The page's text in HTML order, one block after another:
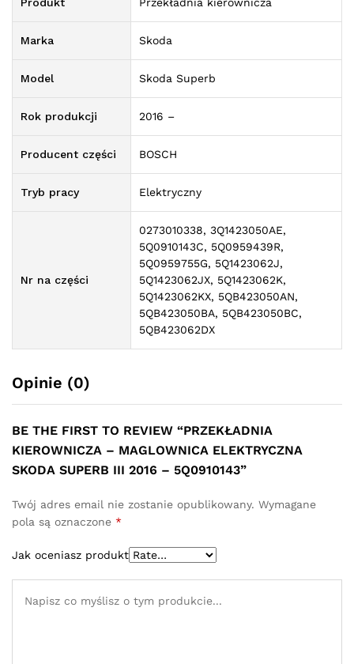
Produkt Przekładnia kierownicza
Marka Skoda
Model Skoda Superb
Rok produkcji 2016 –
Producent części BOSCH
Tryb pracy Elektryczny
Nr na części
0273010338, 3Q1423050AE,
5Q0910143C, 5Q0959439R,
5Q0959755G, 5Q1423062J,
5Q1423062JX, 5Q1423062K,
5Q1423062KX, 5QB423050AN,
5QB423050BA, 5QB423050BC,
5QB423062DX
Opinie (0)
BE THE FIRST TO REVIEW “PRZEKŁADNIA
KIEROWNICZA – MAGLOWNICA ELEKTRYCZNA
SKODA SUPERB III 2016 – 5Q0910143”
Twój adres email nie zostanie opublikowany. Wymagane
pola są oznaczone *
Jak oceniasz produkt